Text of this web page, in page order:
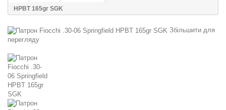
HPBT 165gr SGK
Збільшити для
перегляду